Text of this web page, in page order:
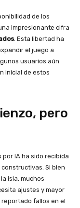
de los
impresionante cifra
. Esta libertad ha
el juego a
usuarios aún
inicial de estos
pero
IA ha sido recibida
Si bien
isla, muchos
ajustes y mayor
fallos en el